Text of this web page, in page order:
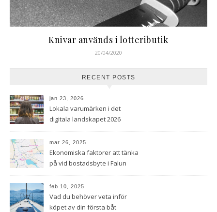
Knivar används i lotteributik
20/04/2020
RECENT POSTS
jan 23, 2026
Lokala varumärken i det
digitala landskapet 2026
mar 26, 2025
Ekonomiska faktorer att tänka
på vid bostadsbyte i Falun
feb 10, 2025
Vad du behöver veta inför
köpet av din första båt